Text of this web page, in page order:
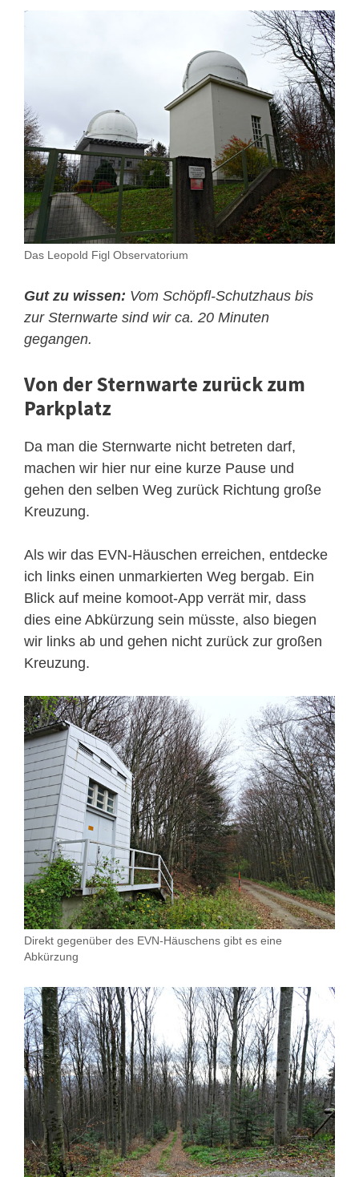
Das Leopold Figl Observatorium
Gut zu wissen: Vom Schöpfl-Schutzhaus bis
zur Sternwarte sind wir ca. 20 Minuten
gegangen.
Von der Sternwarte zurück zum
Parkplatz
Da man die Sternwarte nicht betreten darf,
machen wir hier nur eine kurze Pause und
gehen den selben Weg zurück Richtung große
Kreuzung.
Als wir das EVN-Häuschen erreichen, entdecke
ich links einen unmarkierten Weg bergab. Ein
Blick auf meine komoot-App verrät mir, dass
dies eine Abkürzung sein müsste, also biegen
wir links ab und gehen nicht zurück zur großen
Kreuzung.
Direkt gegenüber des EVN-Häuschens gibt es eine
Abkürzung